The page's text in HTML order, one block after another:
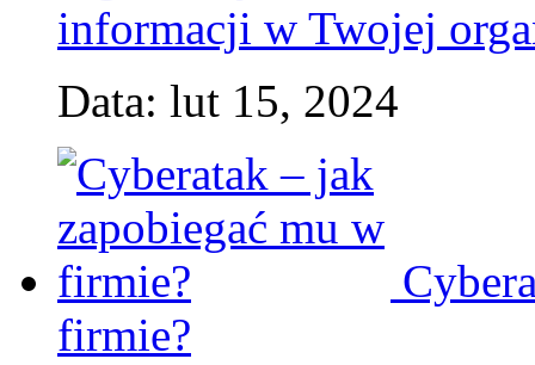
informacji w Twojej
Data: lut 15, 2024
firmie?